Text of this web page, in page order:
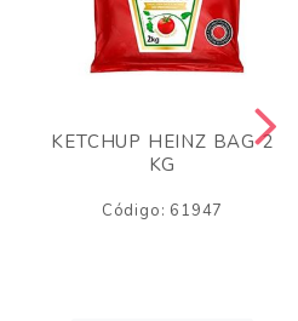
KETCHUP HEINZ BAG 2
KG
Código: 61947